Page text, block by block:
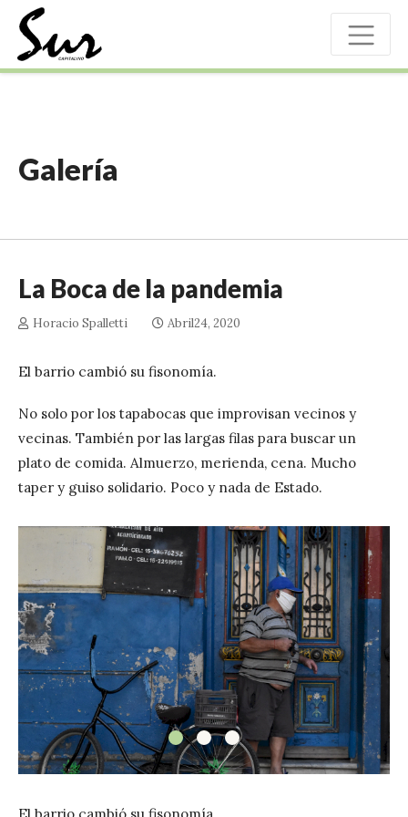
Galería
La Boca de la pandemia
Horacio Spalletti Abril24, 2020
El barrio cambió su fisonomía.
No solo por los tapabocas que improvisan vecinos y
vecinas. También por las largas filas para buscar un
plato de comida. Almuerzo, merienda, cena. Mucho
taper y guiso solidario. Poco y nada de Estado.